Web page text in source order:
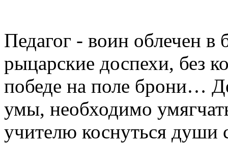
Педагог - воин облечен
рыцарские доспехи, без
победе на поле брони…
умы, необходимо
учителю коснуться души